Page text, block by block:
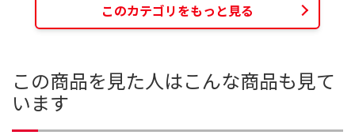
このカテゴリをもっと見る
この商品を見た人はこんな商品も見て
います